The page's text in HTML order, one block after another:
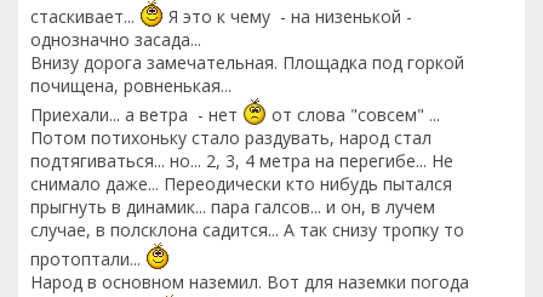
стаскивает...
Я это к чему - на низенькой -
однозначно засада...
Внизу дорога замечательная. Площадка под горкой
почищена, ровненькая...
Приехали... а ветра - нет
от слова "совсем" ...
Потом потихоньку стало раздувать, народ стал
подтягиваться... но... 2, 3, 4 метра на перегибе... Не
снимало даже... Переодически кто нибудь пытался
прыгнуть в динамик... пара галсов... и он, в лучем
случае, в полсклона садится... А так снизу тропку то
протоптали...
Народ в основном наземил. Вот для наземки погода